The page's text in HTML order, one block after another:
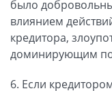
было
влиянием
кредитора,
доминирующим
6. Если